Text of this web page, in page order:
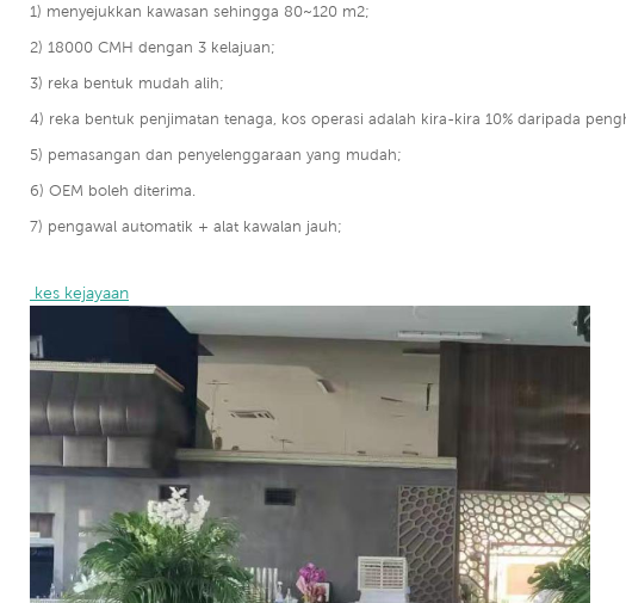
1) menyejukkan kawasan sehingga 80~120 m2;
2) 18000 CMH dengan 3 kelajuan;
3) reka bentuk mudah alih;
4) reka bentuk penjimatan tenaga, kos operasi adalah kira-kira 10% daripada
5) pemasangan dan penyelenggaraan yang mudah;
6) OEM boleh diterima.
7) pengawal automatik + alat kawalan jauh;
kes kejayaan